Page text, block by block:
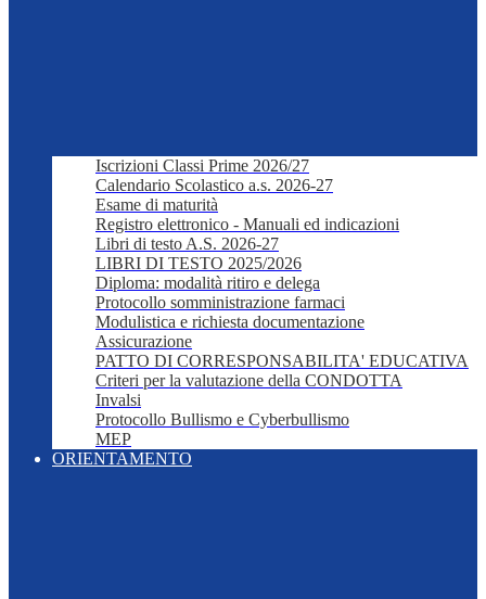
Iscrizioni Classi Prime 2026/27
Calendario Scolastico a.s. 2026-27
Esame di maturità
Registro elettronico - Manuali ed indicazioni
Libri di testo A.S. 2026-27
LIBRI DI TESTO 2025/2026
Diploma: modalità ritiro e delega
Protocollo somministrazione farmaci
Modulistica e richiesta documentazione
Assicurazione
PATTO DI CORRESPONSABILITA' EDUCATIVA
Criteri per la valutazione della CONDOTTA
Invalsi
Protocollo Bullismo e Cyberbullismo
MEP
ORIENTAMENTO